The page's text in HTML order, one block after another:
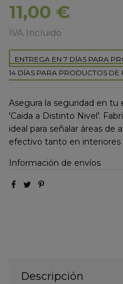
11,00 €
IVA Incluido
ENTREGA EN 7 DÍAS PARA
14 DÍAS PARA PRODUCTOS DE
Asegura la seguridad en tu
'Caida a Distinto Nivel'.
ideal para señalar áreas de
efectivo tanto en interiores
Información de envíos
Descripción